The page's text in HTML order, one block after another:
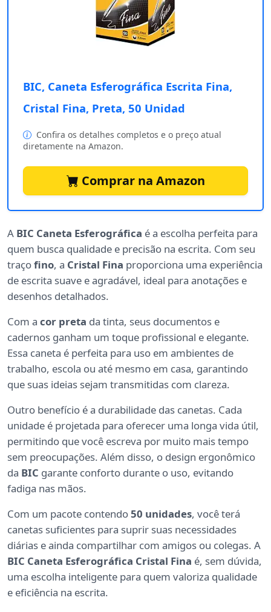
BIC, Caneta Esferográfica Escrita Fina,
Cristal Fina, Preta, 50 Unidad
Confira os detalhes completos e o preço atual
diretamente na Amazon.
Comprar na Amazon
A BIC Caneta Esferográfica é a escolha perfeita para
quem busca qualidade e precisão na escrita. Com seu
traçofino, a Cristal Fina proporciona uma experiência
de escrita suave e agradável, ideal para anotações e
desenhos detalhados.
Com a cor preta da tinta, seus documentos e
cadernos ganham um toque profissional e elegante.
Essa caneta é perfeita para uso em ambientes de
trabalho, escola ou até mesmo em casa, garantindo
que suas ideias sejam transmitidas com clareza.
Outro benefício é a durabilidade das canetas. Cada
unidade é projetada para oferecer uma longa vida útil,
permitindo que você escreva por muito mais tempo
sem preocupações. Além disso, o design ergonômico
da BIC garante conforto durante o uso, evitando
fadiga nas mãos.
Com um pacote contendo50 unidades, você terá
canetas suficientes para suprir suas necessidades
diárias e ainda compartilhar com amigos ou colegas. A
BIC Caneta Esferográfica Cristal Fina é, sem dúvida,
uma escolha inteligente para quem valoriza qualidade
e eficiência na escrita.